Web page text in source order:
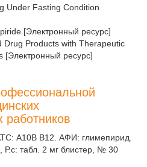
Under Fasting Condition
[Электронный ресурс]
Drug Products with Therapeutic
[Электронный ресурс]
работников
A10B B12. АФИ: глимепирид.
табл. 2 мг блистер, № 30